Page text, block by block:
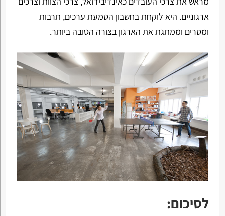
ארגוניים. היא לוקחת בחשבון הטמעת ערכים, תרבות
ומסרים וממתגת את הארגון בצורה הטובה ביותר.
לסיכום: